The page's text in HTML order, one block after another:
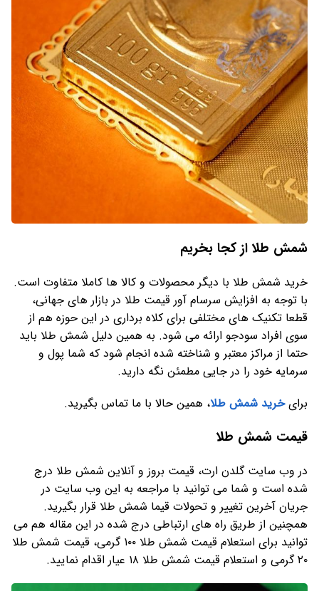
شمش طلا از کجا بخریم
خرید شمش طلا با دیگر محصولات و کالا ها کاملا متفاوت است.
با توجه به افزایش سرسام آور قیمت طلا در بازار های جهانی،
قطعا تکنیک های مختلفی برای کلاه برداری در این حوزه هم از
سوی افراد سودجو ارائه می شود. به همین دلیل شمش طلا باید
حتما از مراکز معتبر و شناخته شده انجام شود که شما پول و
سرمایه خود را در جایی مطمئن نگه دارید.
برایخرید شمش طلا، همین حالا با ما تماس بگیرید.
قیمت شمش طلا
در وب سایت گلدن ارت، قیمت بروز و آنلاین شمش طلا درج
شده است و شما می توانید با مراجعه به این وب سایت در
جریان آخرین تغییر و تحولات قیما شمش طلا قرار بگیرید.
همچنین از طریق راه های ارتباطی درج شده در این مقاله هم می
توانید برای استعلام قیمت شمش طلا ۱۰۰ گرمی، قیمت شمش طلا
۲۰ گرمی و استعلام قیمت شمش طلا ۱۸ عیار اقدام نمایید.